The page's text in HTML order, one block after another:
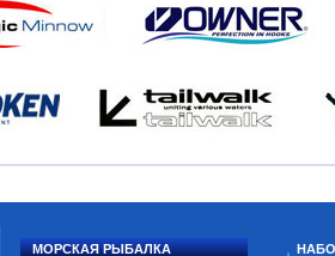
МОРСКАЯ РЫБАЛКА